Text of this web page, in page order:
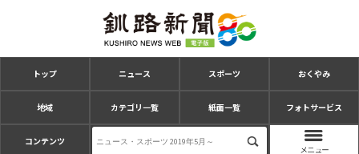
トップ ニュース スポーツ おくやみ
地域 カテゴリ一覧 紙面一覧 フォトサービス
コンテンツ